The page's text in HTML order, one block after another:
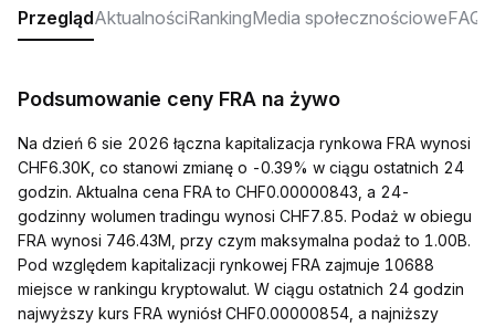
PrzeglądAktualnościRankingMedia społecznościoweFAQ
Podsumowanie ceny FRA na żywo
Na dzień 6 sie 2026 łączna kapitalizacja rynkowa FRA wynosi
CHF6.30K, co stanowi zmianę o -0.39% w ciągu ostatnich 24
godzin. Aktualna cena FRA to CHF0.00000843, a 24-
godzinny wolumen tradingu wynosi CHF7.85. Podaż w obiegu
FRA wynosi 746.43M, przy czym maksymalna podaż to 1.00B.
Pod względem kapitalizacji rynkowej FRA zajmuje 10688
miejsce w rankingu kryptowalut. W ciągu ostatnich 24 godzin
najwyższy kurs FRA wyniósł CHF0.00000854, a najniższy